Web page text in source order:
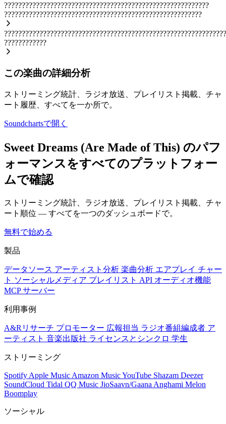
??????????????????????????????????????????????????????????
????????????????????????????????????????????????????????
????????????
この楽曲の詳細分析
ストリーミング統計、ラジオ放送、プレイリスト掲載、チャ
ート履歴、すべてを一か所で。
Soundchartsで開く
Sweet Dreams (Are Made of This) のパフ
ォーマンスをすべてのプラットフォー
ムで確認
ストリーミング統計、ラジオ放送、プレイリスト掲載、チャ
ート順位 — すべてを一つのダッシュボードで。
無料で始める
製品
データソース アーティスト分析 楽曲分析 エアプレイ チャー
ト ソーシャルメディア プレイリスト API オーディオ機能
MCP サーバー
利用事例
A&Rリサーチ プロモーター 広報担当 ラジオ番組編成者 ア
ーティスト 音楽出版社 ライセンスとシンクロ 学生
ストリーミング
Spotify Apple Music Amazon MusicYouTube Shazam Deezer
SoundCloud Tidal QQ Music JioSaavn/Gaana Anghami Melon
Boomplay
ソーシャル